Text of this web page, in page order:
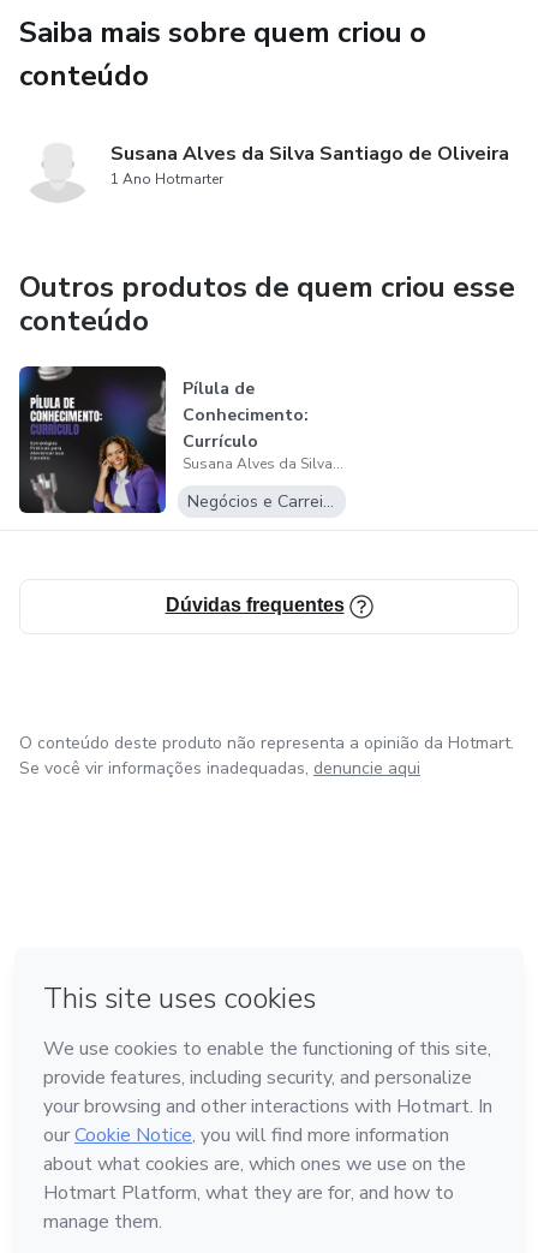
Saiba mais sobre quem criou o
conteúdo
Susana Alves da Silva Santiago de Oliveira
1 Ano Hotmarter
Outros produtos de quem criou esse
conteúdo
Pílula de
Conhecimento:
Currículo
Susana Alves da Silva Santiago de Oliveira
Negócios e Carreira
Dúvidas frequentes
O conteúdo deste produto não representa a opinião da Hotmart.
Se você vir informações inadequadas, denuncie aqui
Feito com ❤ em Bogotá
Conheça a Hotmart
Idioma
Português